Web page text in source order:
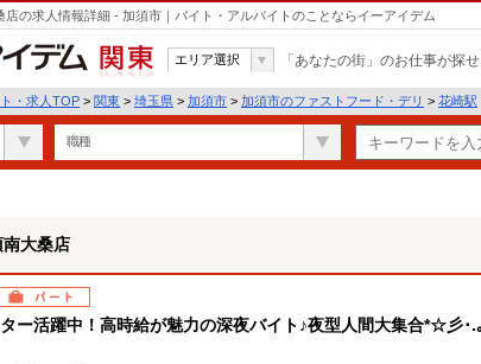
の求人情報詳細 - 加須市｜バイト・アルバイトのことならイーアイデム
関東
エリア選択 「あなたの街」のお仕事が探
・求人TOP > 関東 > 埼玉県 > 加須市 > 加須市のファストフード・デリ > 花崎駅
職種
大桑店
パート
ー活躍中！高時給が魅力の深夜バイト♪夜型人間大集合*☆彡･.｡